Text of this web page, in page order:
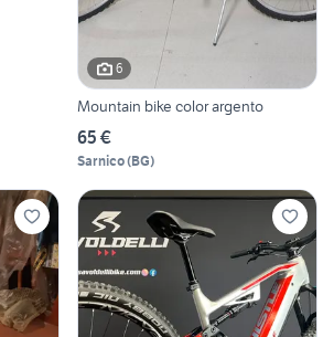
6
Mountain bike color argento
65 €
Sarnico(BG)